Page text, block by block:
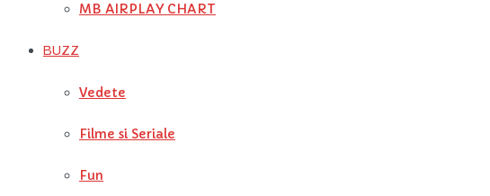
MB AIRPLAY CHART
BUZZ
Vedete
Filme si Seriale
Fun